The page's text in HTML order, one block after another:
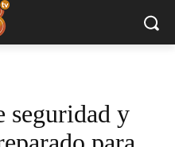
seguridad y